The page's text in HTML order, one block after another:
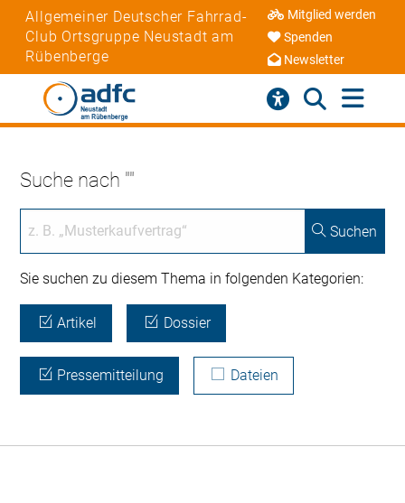
Allgemeiner Deutscher Fahrrad-
Club Ortsgruppe Neustadt am
Rübenberge
Mitglied werden
Spenden
Newsletter
Suche nach ""
Suchen
Sie suchen zu diesem Thema in folgenden Kategorien:
Artikel Dossier
Pressemitteilung Dateien